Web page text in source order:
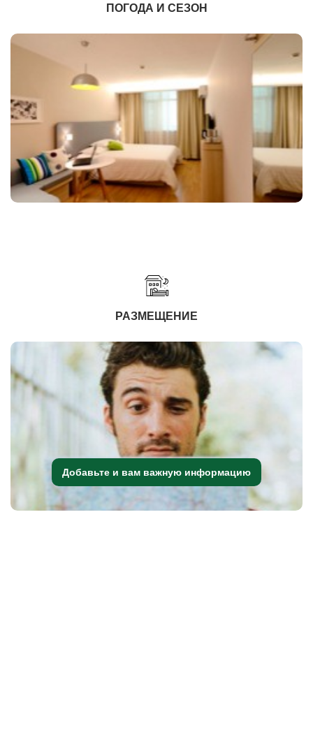
ПОГОДА И СЕЗОН
РАЗМЕЩЕНИЕ
Добавьте и вам важную информацию